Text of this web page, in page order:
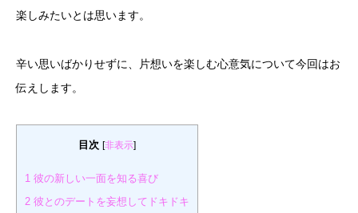
楽しみたいとは思います。
辛い思いばかりせずに、片想いを楽しむ心意気について今回はお
伝えします。
目次 [非表示]
1 彼の新しい一面を知る喜び
2 彼とのデートを妄想してドキドキ